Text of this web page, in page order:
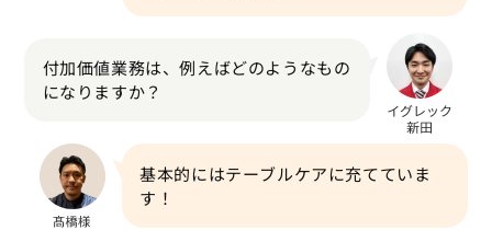
付加価値業務は、例えばどのようなもの
になりますか？
基本的にはテーブルケアに充てていま
す！